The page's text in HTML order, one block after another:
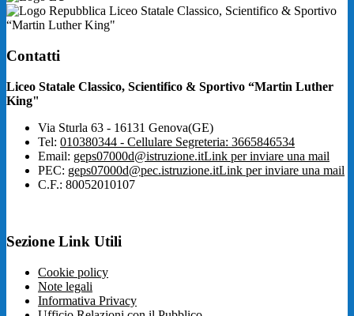
Liceo Statale Classico, Scientifico & Sportivo
“Martin Luther King"
Contatti
Liceo Statale Classico, Scientifico & Sportivo “Martin Luther
King"
Via Sturla 63 - 16131 Genova(GE)
Tel: 010380344 - Cellulare Segreteria: 3665846534
Email: geps07000d@istruzione.itLink per inviare una mail
PEC: geps07000d@pec.istruzione.itLink per inviare una mail
C.F.: 80052010107
Sezione Link Utili
Cookie policy
Note legali
Informativa Privacy